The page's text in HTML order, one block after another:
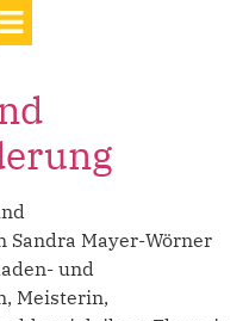
Sandra Mayer-Wörner
und
Meisterin,